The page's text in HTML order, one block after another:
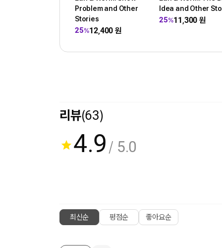
Problem and Other
Stories
25%12,400원
Idea and Other
25%11,300원
리뷰(63)
4.9/ 5.0
최신순 평점순 좋아요순